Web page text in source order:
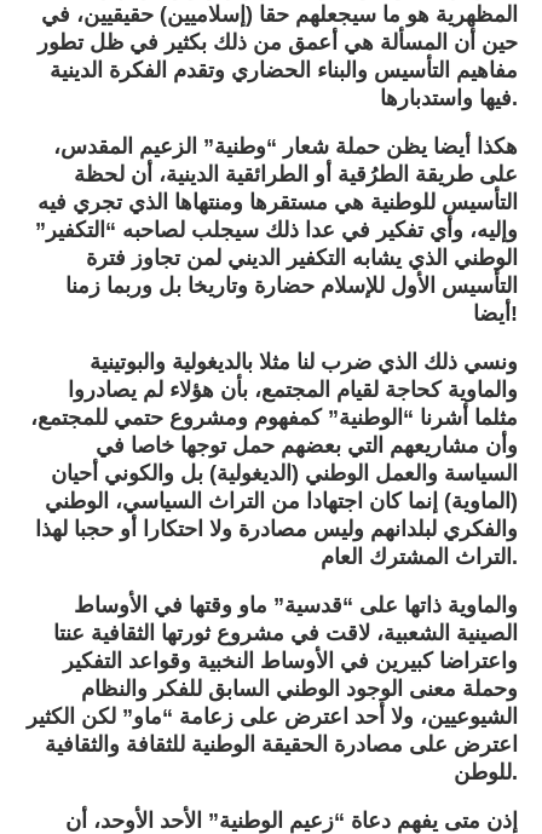
المظهرية هو ما سيجعلهم حقا (إسلاميين) حقيقيين، في
حين أن المسألة هي أعمق من ذلك بكثير في ظل تطور
مفاهيم التأسيس والبناء الحضاري وتقدم الفكرة الدينية
فيها واستدبارها.
هكذا أيضا يظن حملة شعار “وطنية” الزعيم المقدس،
على طريقة الطرُقية أو الطرائقية الدينية، أن لحظة
التأسيس للوطنية هي مستقرها ومنتهاها الذي تجري فيه
وإليه، وأي تفكير في عدا ذلك سيجلب لصاحبه “التكفير”
الوطني الذي يشابه التكفير الديني لمن تجاوز فترة
التأسيس الأول للإسلام حضارة وتاريخا بل وربما زمنا
أيضا!
ونسي ذلك الذي ضرب لنا مثلا بالديغولية والبوتينية
والماوية كحاجة لقيام المجتمع، بأن هؤلاء لم يصادروا
مثلما أشرنا “الوطنية” كمفهوم ومشروع حتمي للمجتمع،
وأن مشاريعهم التي بعضهم حمل توجها خاصا في
السياسة والعمل الوطني (الديغولية) بل والكوني أحيان
(الماوية) إنما كان اجتهادا من التراث السياسي، الوطني
والفكري لبلدانهم وليس مصادرة ولا احتكارا أو حجبا لهذا
التراث المشترك العام.
والماوية ذاتها على “قدسية” ماو وقتها في الأوساط
الصينية الشعبية، لاقت في مشروع ثورتها الثقافية عنتا
واعتراضا كبيرين في الأوساط النخبية وقواعد التفكير
وحملة معنى الوجود الوطني السابق للفكر والنظام
الشيوعيين، ولا أحد اعترض على زعامة “ماو” لكن الكثير
اعترض على مصادرة الحقيقة الوطنية للثقافة والثقافية
للوطن.
إذن متى يفهم دعاة “زعيم الوطنية” الأحد الأوحد، أن